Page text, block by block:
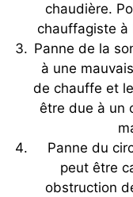
chaudière.
chauffagiste à
Panne de la
à une
de chauffe et
être due à un
Panne du
peut être
obstruction